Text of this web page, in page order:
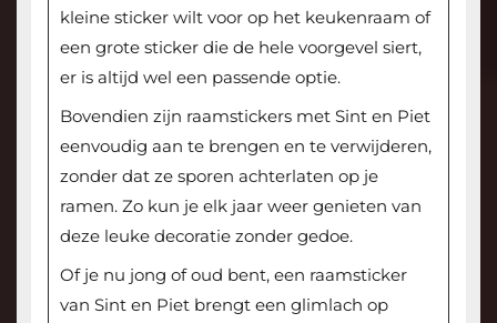
kleine sticker wilt voor op het keukenraam of
een grote sticker die de hele voorgevel siert,
er is altijd wel een passende optie.
Bovendien zijn raamstickers met Sint en Piet
eenvoudig aan te brengen en te verwijderen,
zonder dat ze sporen achterlaten op je
ramen. Zo kun je elk jaar weer genieten van
deze leuke decoratie zonder gedoe.
Of je nu jong of oud bent, een raamsticker
van Sint en Piet brengt een glimlach op